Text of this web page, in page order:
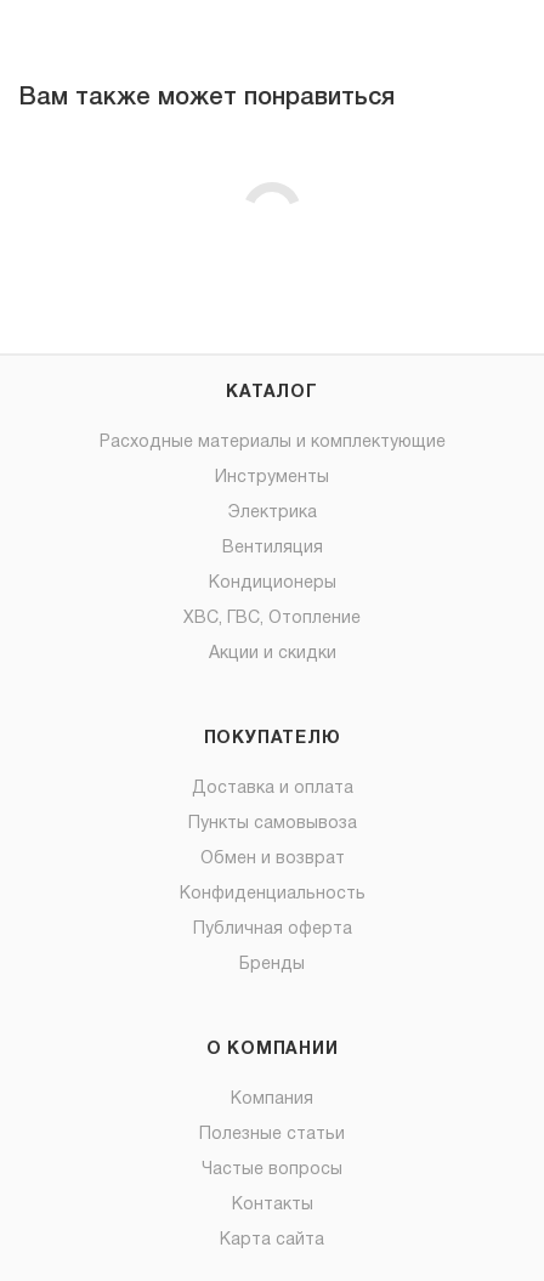
Вам также может понравиться
КАТАЛОГ
Расходные материалы и комплектующие
Инструменты
Электрика
Вентиляция
Кондиционеры
ХВС, ГВС, Отопление
Акции и скидки
ПОКУПАТЕЛЮ
Доставка и оплата
Пункты самовывоза
Обмен и возврат
Конфиденциальность
Публичная оферта
Бренды
О КОМПАНИИ
Компания
Полезные статьи
Частые вопросы
Контакты
Карта сайта